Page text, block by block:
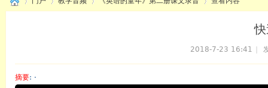
陈雷
›
2018-7-23 16:41
摘要: ·